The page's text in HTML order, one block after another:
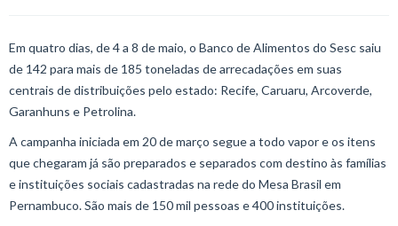
Em quatro dias, de 4 a 8 de maio, o Banco de Alimentos do Sesc saiu
de 142 para mais de 185 toneladas de arrecadações em suas
centrais de distribuições pelo estado: Recife, Caruaru, Arcoverde,
Garanhuns e Petrolina.
A campanha iniciada em 20 de março segue a todo vapor e os itens
que chegaram já são preparados e separados com destino às famílias
e instituições sociais cadastradas na rede do Mesa Brasil em
Pernambuco. São mais de 150 mil pessoas e 400 instituições.